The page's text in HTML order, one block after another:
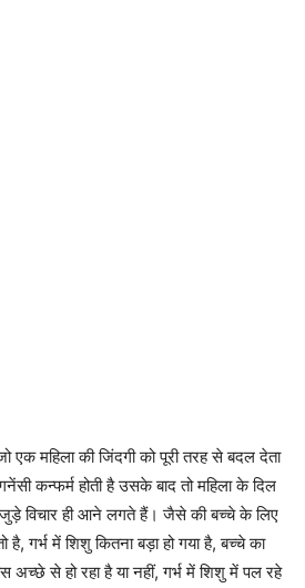
एक महिला की जिंदगी को पूरी तरह से बदल देता
कन्फर्म होती है उसके बाद तो महिला के दिल
विचार ही आने लगते हैं। जैसे की बच्चे के लिए
है, गर्भ में शिशु कितना बड़ा हो गया है, बच्चे का
अच्छे से हो रहा है या नहीं, गर्भ में शिशु में पल रहे